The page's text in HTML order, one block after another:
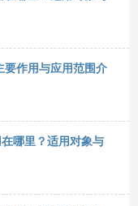
要作用与应用范围介
哪里？适用对象与